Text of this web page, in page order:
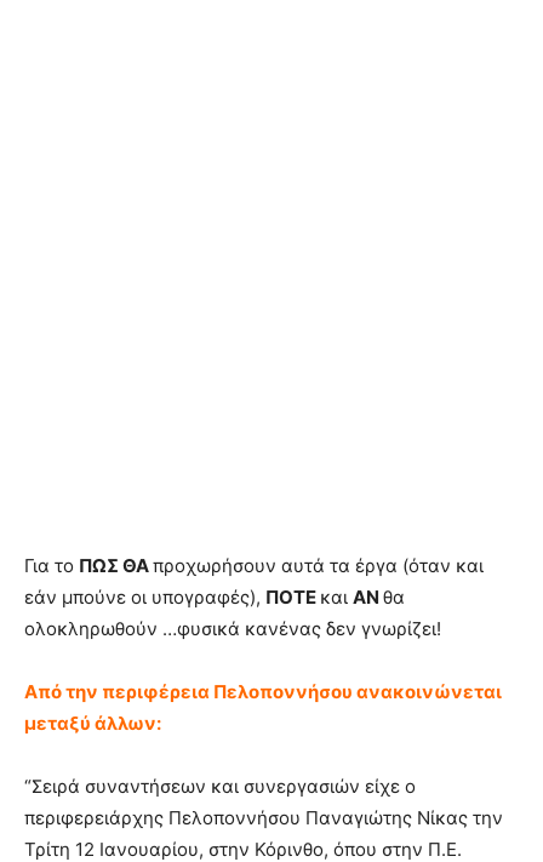
Για το ΠΩΣ ΘΑπροχωρήσουν αυτά τα έργα (όταν και
εάν μπούνε οι υπογραφές), ΠΟΤΕ και ΑΝ θα
ολοκληρωθούν …φυσικά κανένας δεν γνωρίζει!
Από την περιφέρεια Πελοποννήσου ανακοινώνεται
μεταξύ άλλων:
“Σειρά συναντήσεων και συνεργασιών είχε ο
περιφερειάρχης Πελοποννήσου Παναγιώτης Νίκας την
Τρίτη 12 Ιανουαρίου, στην Κόρινθο, όπου στην Π.Ε.